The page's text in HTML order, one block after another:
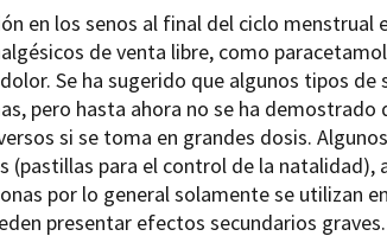
en los senos al final del ciclo menstrual
de venta libre, como
Se ha sugerido que algunos tipos
pero hasta ahora no se ha demostrado
si se toma en grandes dosis.
(pastillas para el control de la natalidad),
por lo general solamente se utilizan
presentar efectos secundarios graves.